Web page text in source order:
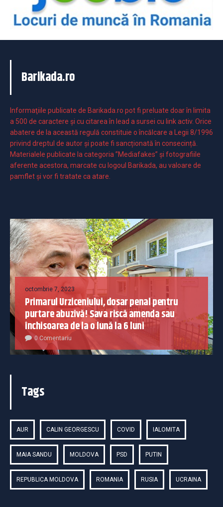
Barikada.ro
Informaţiile publicate de Barikada.ro pot fi preluate doar în limita
a 500 de caractere şi cu citarea în lead a sursei cu link activ. Orice
abatere de la această regulă constituie o încălcare a Legii 8/1996
privind dreptul de autor și poate fi sancționată în consecință.
Materialele publicate la categoria ”Mediafakes” și fotografiile
aferente acestora, marcate cu logoul Barikada, au valoare de
pamflet și vor fi tratate ca atare.
octombrie 7, 2023
Primarul Urziceniului, dosar penal pentru
purtare abuzivă! Sava riscă amenda sau
închisoarea de la o lună la 6 luni
0 Comentariu
Tags
AUR CALIN GEORGESCU COVID IALOMITA
MAIA SANDU MOLDOVA PSD PUTIN
REPUBLICA MOLDOVA ROMANIA RUSIA UCRAINA